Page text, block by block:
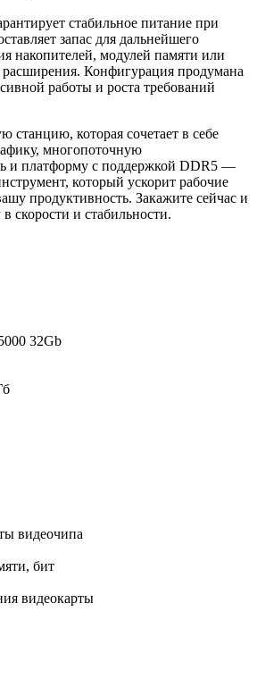
стабильное питание при
запас для дальнейшего
накопителей, модулей памяти или
Конфигурация продумана
работы и роста требований
станцию, которая сочетает в себе
многопоточную
и платформу с поддержкой DDR5 —
который ускорит рабочие
продуктивность. Закажите сейчас и
скорости и стабильности.
32Gb
видеочипа
бит
видеокарты